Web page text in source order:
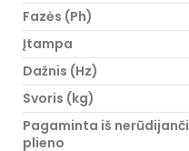
Fazės (Ph)
Įtampa
Dažnis (Hz)
Svoris (kg)
Pagaminta iš
plieno